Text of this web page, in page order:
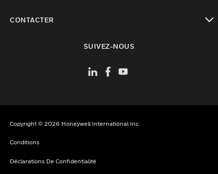
CONTACTER
SUIVEZ-NOUS
Copyright © 2026 Honeywell International Inc
Conditions
Déclarations De Confidentialité